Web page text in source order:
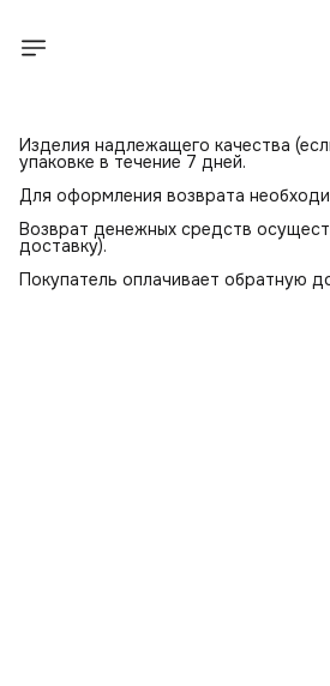
Изделия надлежащего качества
упаковке в течение 7 дней.
Для оформления возврата
Возврат денежных средств
доставку).
Покупатель оплачивает обратную